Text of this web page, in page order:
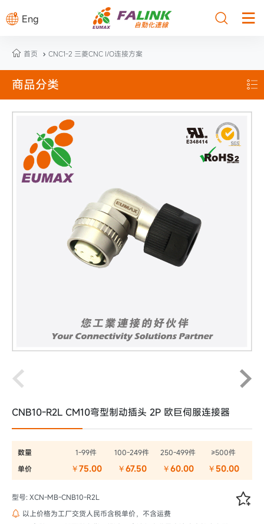
 Eng  
 首页  CNC1-2 三菱CNC I/O连接方案

商品分类
CNB10-R2L CM10弯型制动插头 2P 欧巨伺服连接器
数量 1-99件 100-249件 250-499件
≥500件
单价
￥75.00 ￥67.50 ￥60.00 ￥50.00

型号: XCN-MB-CNB10-R2L
 以上价格为工厂交货人民币含税单价，不含运费